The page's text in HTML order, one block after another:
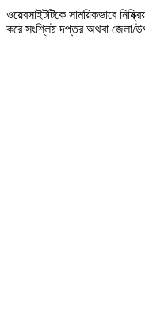
ওয়েবসাইটটিকে সাময়িকভাবে
করে সংশ্লিষ্ট দপ্তর অথবা জেলা/